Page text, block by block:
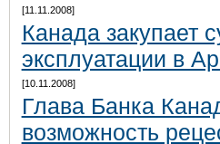
[11.11.2008]
Канада закупает
эксплуатации в
[10.11.2008]
Глава Банка
возможность